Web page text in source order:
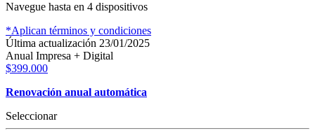
Navegue hasta en 4 dispositivos
*Aplican términos y condiciones
Última actualización 23/01/2025
Anual Impresa + Digital
$399.000
Renovación anual automática
Seleccionar